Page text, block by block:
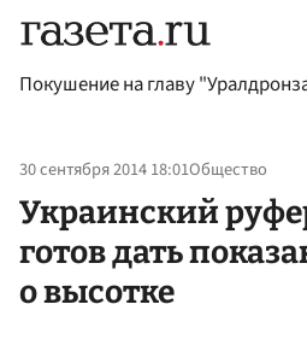
Покушение на главу
30 сентября 2014 18:01Общество
Украинский
готов дать
о высотке